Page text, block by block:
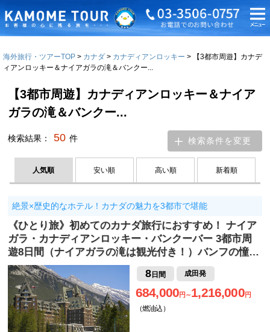
海外旅行・ツアーTOP カナダ カナディアンロッキー
【3都市周遊】カナデ
ィアンロッキー＆ナイアガラの滝＆バンクー...
【3都市周遊】カナディアンロッキー＆ナイア
ガラの滝＆バンクー...
検索結果： 50 件 検索条件を変更
人気順 安い順 高い順 新着順
絶景×歴史的なホテル！カナダの魅力を3都市で堪能
《ひとり旅》初めてのカナダ旅行におすすめ！ ナイア
ガラ・カナディアンロッキー・バンクーバー 3都市周
遊8日間（ナイアガラの滝は観光付き！）バンフの憧…
8日間 成田発
684,000円～1,216,000円
（燃油込）